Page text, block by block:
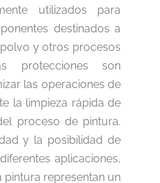
utilizados para
destinados a
y otros procesos
protecciones son
las operaciones de
la limpieza rápida de
proceso de pintura.
y la posibilidad de
aplicaciones,
pintura representan un